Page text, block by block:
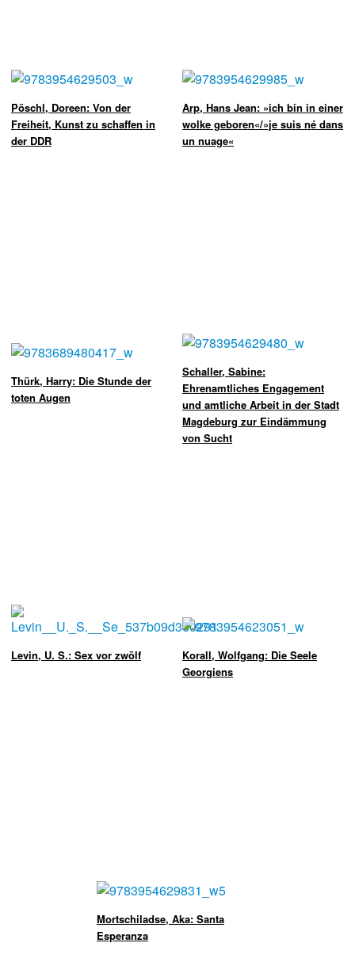
Pöschl, Doreen: Von der
Freiheit, Kunst zu schaffen in
der DDR
Arp, Hans Jean: »ich bin in einer
wolke geboren«/»je suis né dans
un nuage«
Thürk, Harry: Die Stunde der
toten Augen
Schaller, Sabine:
Ehrenamtliches Engagement
und amtliche Arbeit in der Stadt
Magde­burg zur Eindämmung
von Sucht
Levin, U. S.: Sex vor zwölf
Korall, Wolfgang: Die Seele
Georgiens
Mortschiladse, Aka: Santa
Esperanza